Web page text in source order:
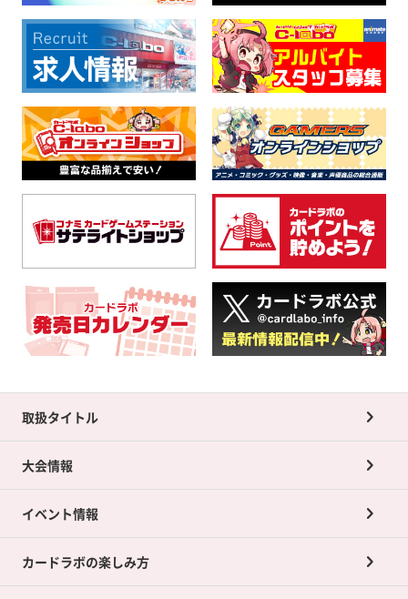
取扱タイトル
大会情報
イベント情報
カードラボの楽しみ方